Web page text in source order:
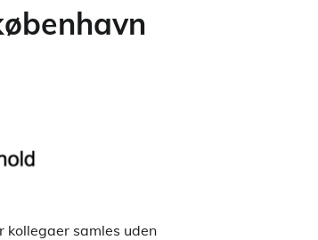
kollegaer samles uden